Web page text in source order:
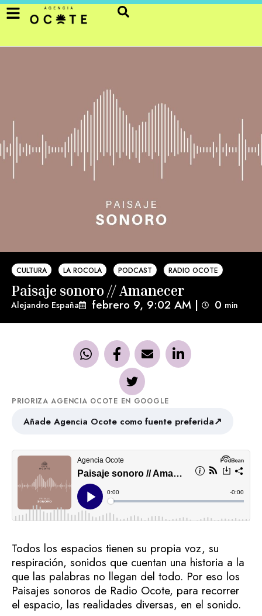
CULTURA LA ROCOLA PODCAST RADIO OCOTE
Paisaje sonoro // Amanecer
Alejandro España febrero 9, 9:02 AM | 0 min
PRIORIZA AGENCIA OCOTE EN GOOGLE
Añade Agencia Ocote como fuente preferida↗
Todos los espacios tienen su propia voz, su
respiración, sonidos que cuentan una historia a la
que las palabras no llegan del todo. Por eso los
Paisajes sonoros de Radio Ocote, para recorrer
el espacio, las realidades diversas, en el sonido.